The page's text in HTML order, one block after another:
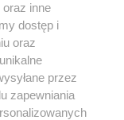
powielany i
sposób (w
polu
w Internecie
lub
prawa, tzn.
i może być ścigane
inne
dostęp i
oraz
przez
zapewniania